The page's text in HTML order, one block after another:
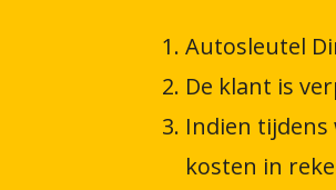
Autosleutel
De klant is
Indien tijdens
kosten in